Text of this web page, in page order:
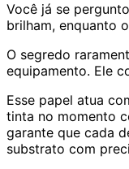
Você já se
brilham, enquanto
O segredo
equipamento. Ele
Esse papel atua
tinta no momento
garante que cada
substrato com